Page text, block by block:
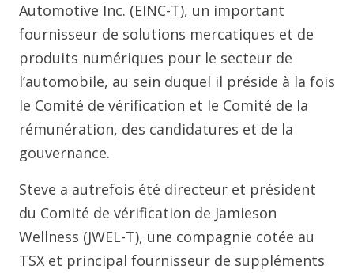
Automotive Inc. (EINC-T), un important
fournisseur de solutions mercatiques et de
produits numériques pour le secteur de
l’automobile, au sein duquel il préside à la fois
le Comité de vérification et le Comité de la
rémunération, des candidatures et de la
gouvernance.
Steve a autrefois été directeur et président
du Comité de vérification de Jamieson
Wellness (JWEL-T), une compagnie cotée au
TSX et principal fournisseur de suppléments